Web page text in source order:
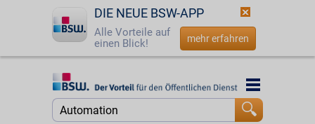
DIE NEUE BSW-APP
Alle Vorteile auf
einen Blick!
mehr erfahren
StartseiteStartseite